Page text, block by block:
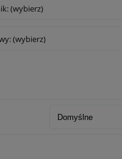
(wybierz)
(wybierz)